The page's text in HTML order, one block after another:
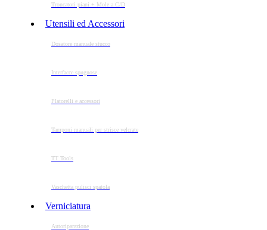
Troncatori piani + Mole a C/D
Utensili ed Accessori
Dosatore manuale stucco
Interfacce spugnose
Platorelli e accessori
Tamponi manuali per strisce velcrate
TT Tools
Vaschetta pulisci spatola
Verniciatura
Autoriparazione